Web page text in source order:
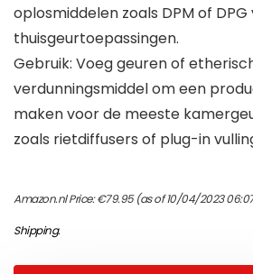
oplosmiddelen zoals DPM of
thuisgeurtoepassingen.
Gebruik: Voeg geuren of
verdunningsmiddel om een
maken voor de meeste
zoals rietdiffusers of plug-in
Amazon.nl Price:€79.95(as of 10/04/2023
Shipping.